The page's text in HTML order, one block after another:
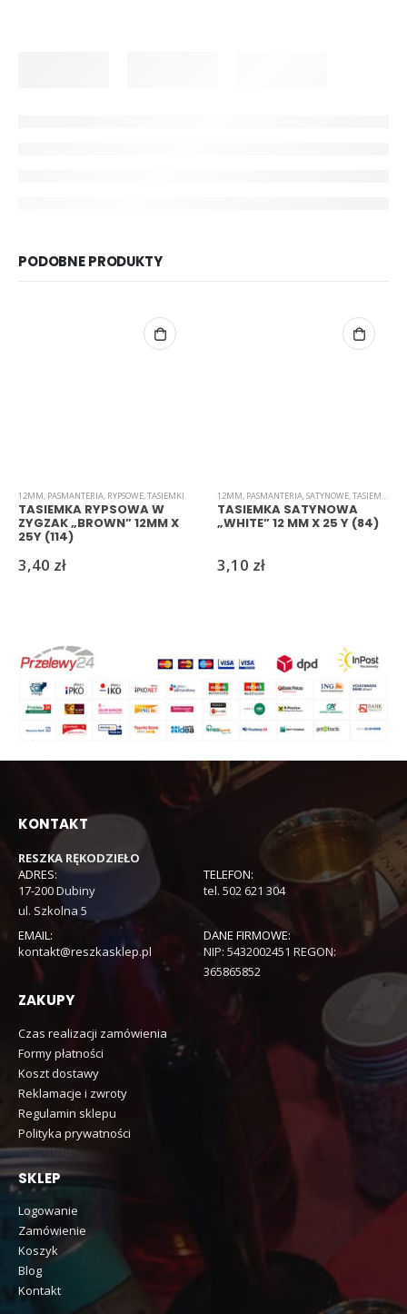
PODOBNE PRODUKTY
12MM, PASMANTERIA, RYPSOWE,TASIEMKI
TASIEMKA RYPSOWA W
ZYGZAK „BROWN” 12MM X
25Y (114)
3,40 zł
12MM, PASMANTERIA,SATYNOWE,TASIEMKI
TASIEMKA SATYNOWA
„WHITE” 12 MM X 25 Y (84)
3,10 zł
KONTAKT
RESZKA RĘKODZIEŁO
ADRES:
17-200 Dubiny
ul. Szkolna 5
TELEFON:
tel. 502 621 304
EMAIL:
kontakt@reszkasklep.pl
DANE FIRMOWE:
NIP: 5432002451 REGON:
365865852
ZAKUPY
Czas realizacji zamówienia
Formy płatności
Koszt dostawy
Reklamacje i zwroty
Regulamin sklepu
Polityka prywatności
SKLEP
Logowanie
Zamówienie
Koszyk
Blog
Kontakt